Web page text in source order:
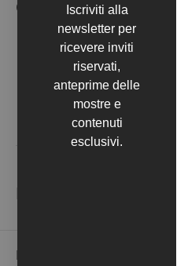
OPERE ARTISTA
Contattaci
Iscriviti alla
newsletter per
ricevere inviti
riservati,
anteprime delle
mostre e
contenuti
esclusivi.